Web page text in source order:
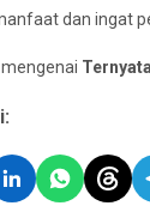
dan ingat